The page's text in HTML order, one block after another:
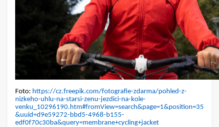
Foto: https://cz.freepik.com/fotografie-zdarma/pohled-z-
nizkeho-uhlu-na-starsi-zenu-jezdici-na-kole-
venku_10296190.htm#fromView=search&page=1&position=35
&uuid=d9e59272-bbd5-4968-b155-
edf0f70c30ba&query=membrane+cycling+jacket